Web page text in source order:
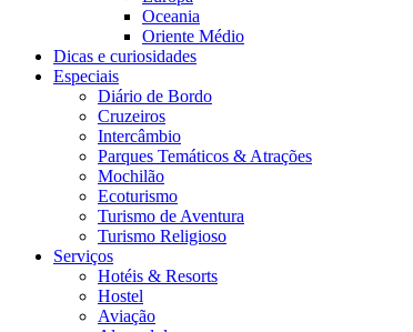
Oceania
Oriente Médio
Dicas e curiosidades
Especiais
Diário de Bordo
Cruzeiros
Intercâmbio
Parques Temáticos & Atrações
Mochilão
Ecoturismo
Turismo de Aventura
Turismo Religioso
Serviços
Hotéis & Resorts
Hostel
Aviação